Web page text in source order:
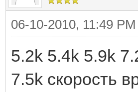
06-10-2010, 11:49 PM
5.2k 5.4k 5.9k
7.5k скорость